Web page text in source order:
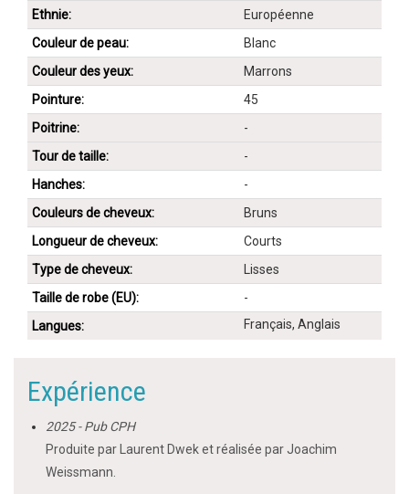
Ethnie:
Européenne
Couleur de peau:
Blanc
Couleur des yeux:
Marrons
Pointure:
45
Poitrine:
-
Tour de taille:
-
Hanches:
-
Couleurs de cheveux:
Bruns
Longueur de cheveux:
Courts
Type de cheveux:
Lisses
Taille de robe (EU):
-
Langues:
Français, Anglais
Expérience
2025 - Pub CPH
Produite par Laurent Dwek et réalisée par Joachim
Weissmann.